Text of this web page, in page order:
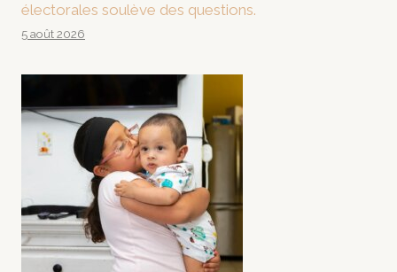
électorales soulève des questions.
5 août 2026